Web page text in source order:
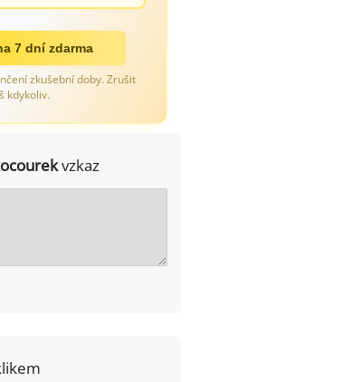
7 dní zdarma
zkušební doby. Zrušit
kdykoliv.
vzkaz